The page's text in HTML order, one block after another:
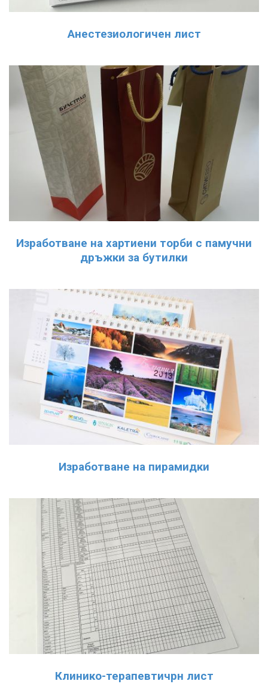
Анестезиологичен лист
Изработване на хартиени торби с памучни
дръжки за бутилки
Изработване на пирамидки
Клинико-терапевтичрн лист